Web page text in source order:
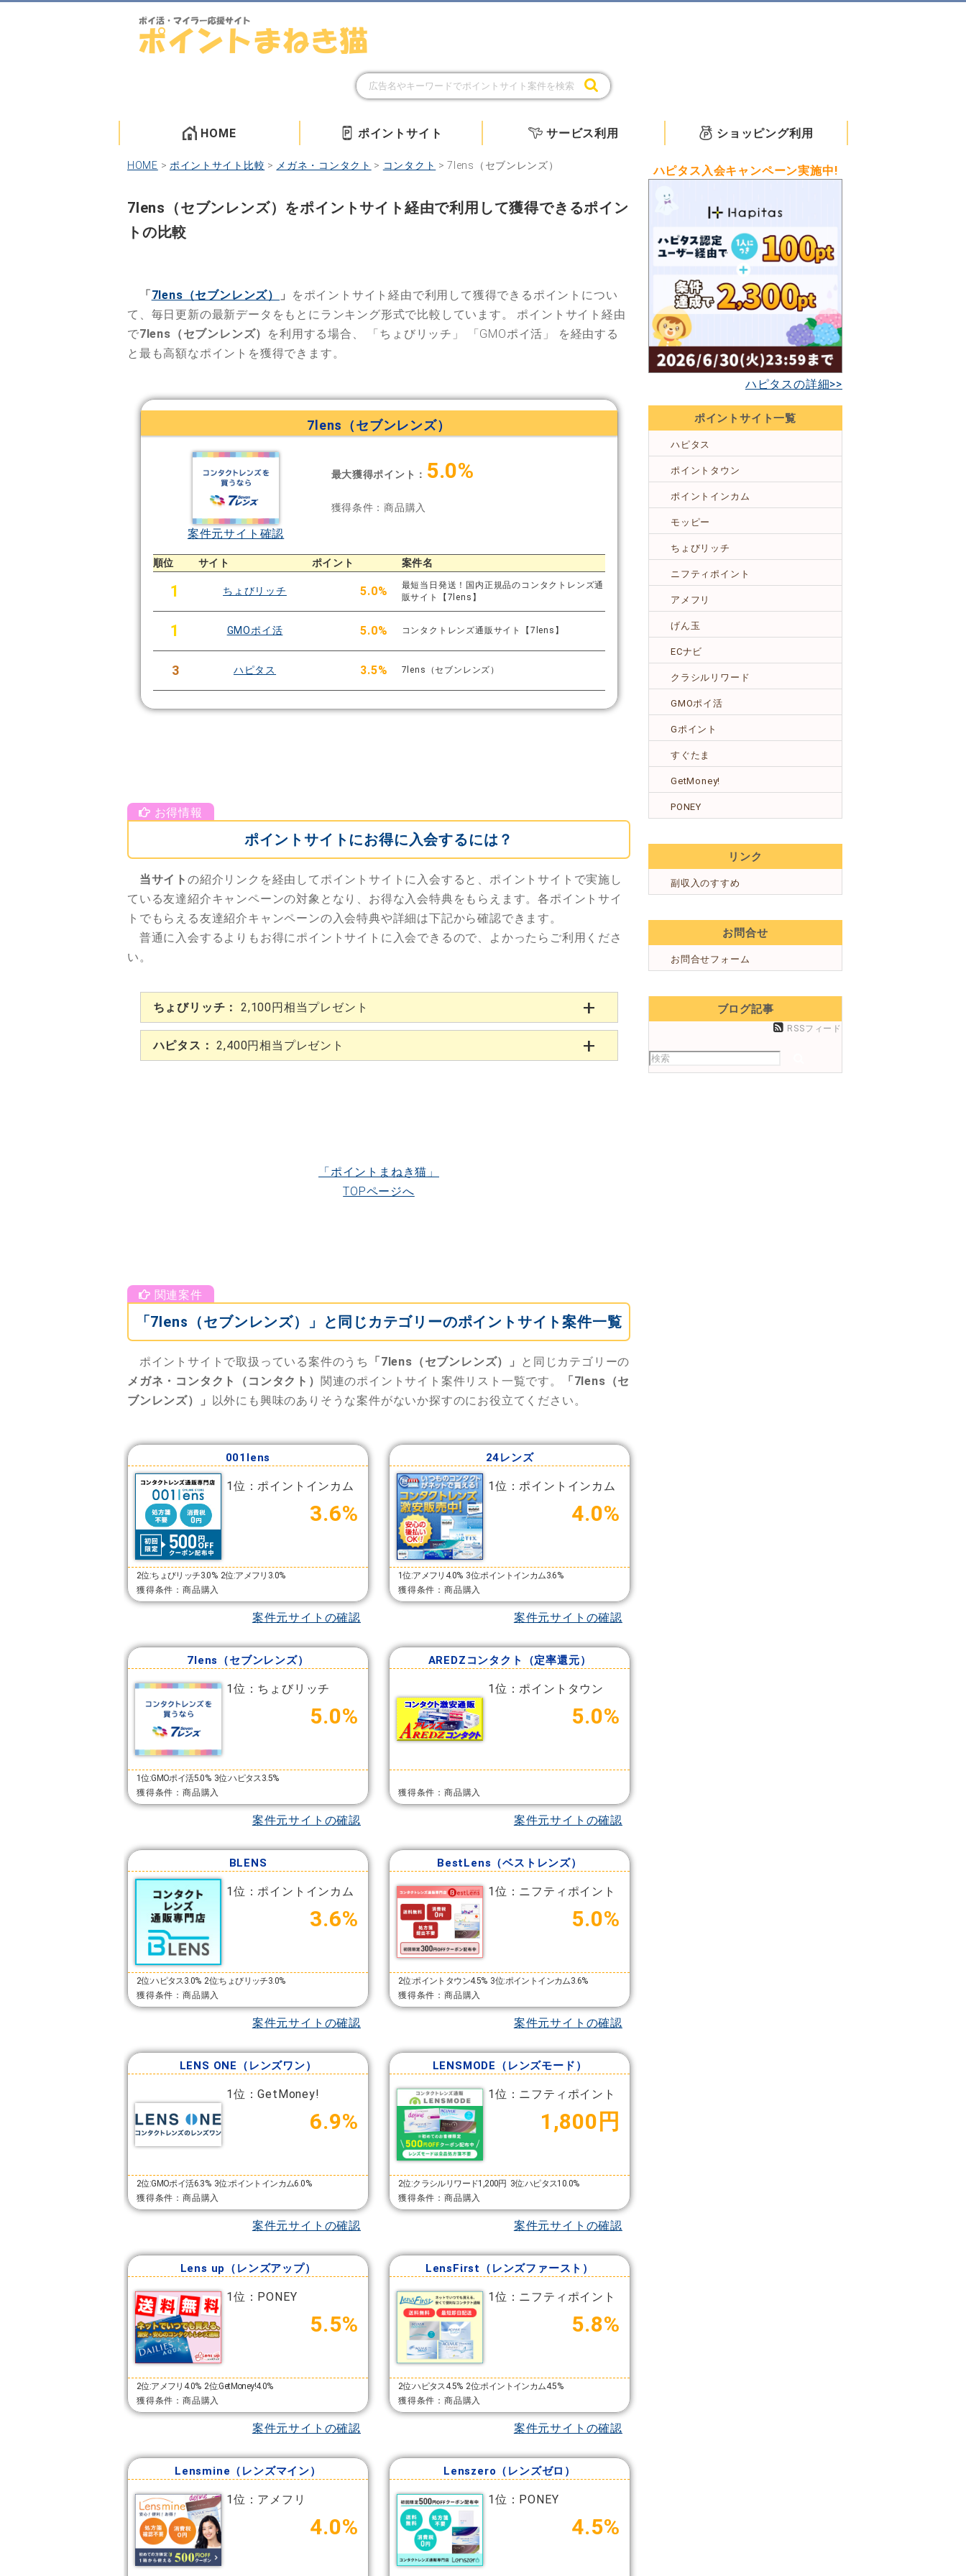
HOME ポイントサイト サービス利用 ショッピング利用
HOME > ポイントサイト比較 > メガネ・コンタクト > コンタクト >7lens（セブンレンズ）
7lens（セブンレンズ）をポイントサイト経由で利用して獲得できるポイン
トの比較
「7lens（セブンレンズ） 」
をポイントサイト経由で利用して獲得できるポイントについ
て、毎日更新の最新データをもとにランキング形式で比較しています。 ポイントサイト経由
で7lens（セブンレンズ） を利用する場合、 「ちょびリッチ」 「GMOポイ活」
を経由する
と最も高額なポイントを獲得できます。
7lens（セブンレンズ）
案件元サイト確認
最大獲得ポイント： 5.0%
獲得条件：商品購入
順位 サイト ポイント 案件名
1 ちょびリッチ 5.0%
最短当日発送！国内正規品のコンタクトレンズ通
販サイト【7lens】
1 GMOポイ活 5.0% コンタクトレンズ通販サイト【7lens】
3 ハピタス 3.5% 7lens（セブンレンズ）
ポイントサイトにお得に入会するには？
当サイトの紹介リンクを経由してポイントサイトに入会すると、ポイントサイトで実施し
ている友達紹介キャンペーンの対象となり、お得な入会特典をもらえます。各ポイントサイ
トでもらえる友達紹介キャンペーンの入会特典や詳細は下記から確認できます。
普通に入会するよりもお得にポイントサイトに入会できるので、よかったらご利用くださ
い。
ちょびリッチ： 2,100円相当プレゼント
ハピタス： 2,400円相当プレゼント
「ポイントまねき猫」
TOPページへ
「7lens（セブンレンズ）」と同じカテゴリーのポイントサイト案件一覧
ポイントサイトで取扱っている案件のうち 「7lens（セブンレンズ）」
と同じカテゴリーの
メガネ・コンタクト（コンタクト） 関連のポイントサイト案件リスト一覧です。
「7lens（セ
ブンレンズ）」
以外にも興味のありそうな案件がないか探すのにお役立てください。
001lens
1位：ポイントインカム
3.6%
2位:ちょびリッチ3.0% 2位:アメフリ3.0%
獲得条件：商品購入
案件元サイトの確認
24レンズ
1位：ポイントインカム
4.0%
1位:アメフリ4.0% 3位:ポイントインカム3.6%
獲得条件：商品購入
案件元サイトの確認
7lens（セブンレンズ）
1位：ちょびリッチ
5.0%
1位:GMOポイ活5.0% 3位:ハピタス3.5%
獲得条件：商品購入
案件元サイトの確認
AREDZコンタクト（定率還元）
1位：ポイントタウン
5.0%
獲得条件：商品購入
案件元サイトの確認
BLENS
1位：ポイントインカム
3.6%
2位:ハピタス3.0% 2位:ちょびリッチ3.0%
獲得条件：商品購入
案件元サイトの確認
BestLens（ベストレンズ）
1位：ニフティポイント
5.0%
2位:ポイントタウン4.5% 3位:ポイントインカム3.6%
獲得条件：商品購入
案件元サイトの確認
LENS ONE（レンズワン）
1位：GetMoney!
6.9%
2位:GMOポイ活6.3% 3位:ポイントインカム6.0%
獲得条件：商品購入
案件元サイトの確認
LENSMODE（レンズモード）
1位：ニフティポイント
1,800円
2位:クラシルリワード1,200円 3位:ハピタス10.0%
獲得条件：商品購入
案件元サイトの確認
Lens up（レンズアップ）
1位：PONEY
5.5%
2位:アメフリ4.0% 2位:GetMoney!4.0%
獲得条件：商品購入
案件元サイトの確認
LensFirst（レンズファースト）
1位：ニフティポイント
5.8%
2位:ハピタス4.5% 2位:ポイントインカム4.5%
獲得条件：商品購入
案件元サイトの確認
Lensmine（レンズマイン）
1位：アメフリ
4.0%
Lenszero（レンズゼロ）
1位：PONEY
4.5%
ハピタス入会キャンペーン実施中!
ハピタスの詳細>>
ポイントサイト一覧
ハピタス
ポイントタウン
ポイントインカム
モッピー
ちょびリッチ
ニフティポイント
アメフリ
げん玉
ECナビ
クラシルリワード
GMOポイ活
Gポイント
すぐたま
GetMoney!
PONEY
リンク
副収入のすすめ
お問合せ
お問合せフォーム
ブログ記事
RSSフィード